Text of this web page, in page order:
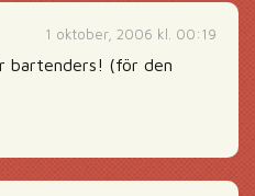
1 oktober, 2006 kl. 00:19
bartenders! (för den